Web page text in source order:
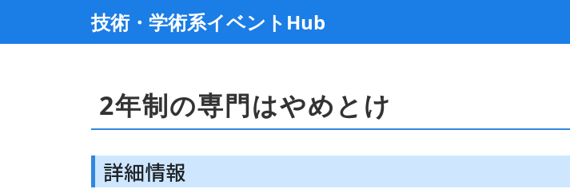
技術・学術系イベントHub
2年制の専門はやめとけ
詳細情報